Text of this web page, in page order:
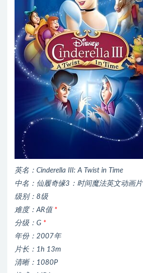
英名：Cinderella III: A Twist in Time
中名：仙履奇缘3：时间魔法英文动画片
级别：8级
难度：AR值 *
分级：G *
年份：2007年
片长：1h 13m
清晰：1080P